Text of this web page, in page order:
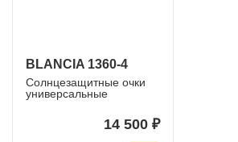
BLANCIA 1360-4
Солнцезащитные очки
универсальные
14 500 ₽